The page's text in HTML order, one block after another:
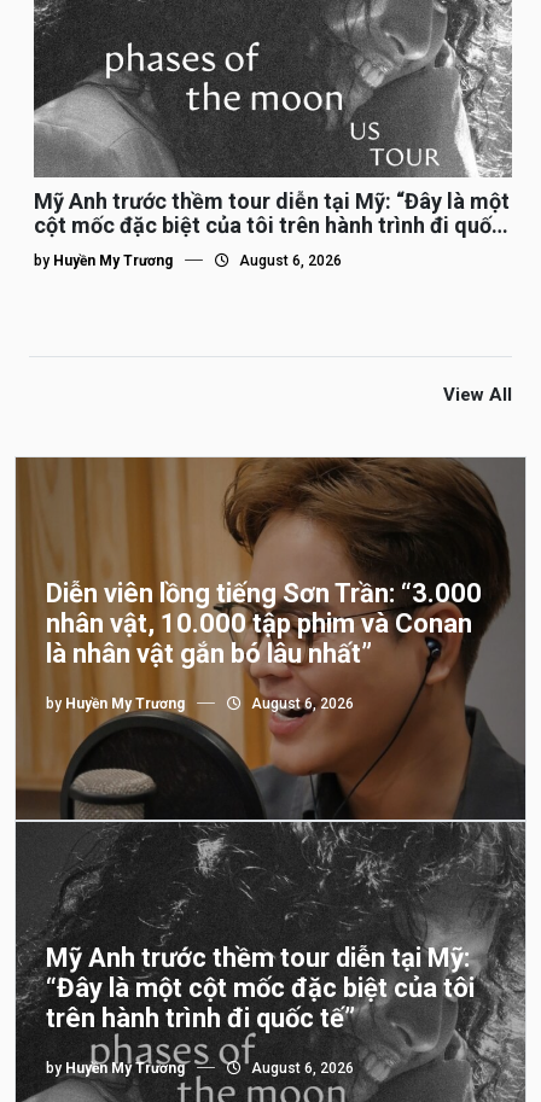
Mỹ Anh trước thềm tour diễn tại Mỹ: “Đây là một
cột mốc đặc biệt của tôi trên hành trình đi quốc
tế”
by Huyền My Trương August 6, 2026
View All
Diễn viên lồng tiếng Sơn Trần: “3.000
nhân vật, 10.000 tập phim và Conan
là nhân vật gắn bó lâu nhất”
by Huyền My Trương August 6, 2026
Mỹ Anh trước thềm tour diễn tại Mỹ:
“Đây là một cột mốc đặc biệt của tôi
trên hành trình đi quốc tế”
by Huyền My Trương August 6, 2026